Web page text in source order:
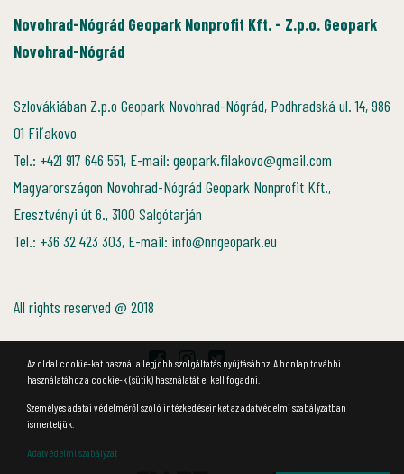
Novohrad-Nógrád Geopark Nonprofit Kft. - Z.p.o. Geopark
Novohrad-Nógrád
Szlovákiában Z.p.o Geopark Novohrad-Nógrád, Podhradská ul. 14, 986
01 Fiľakovo
Tel.: +421 917 646 551, E-mail: geopark.filakovo@gmail.com
Magyarországon Novohrad-Nógrád Geopark Nonprofit Kft.,
Eresztvényi út 6., 3100 Salgótarján
Tel.: +36 32 423 303, E-mail: info@nngeopark.eu
All rights reserved @ 2018
Az oldal cookie-kat használ a legjobb szolgáltatás nyújtásához. A honlap további
használatához a cookie-k (sütik) használatát el kell fogadni.
Személyes adatai védelméről szóló intézkedéseinket az adatvédelmi szabályzatban
ismertetjük.
Adatvédelmi szabályzat